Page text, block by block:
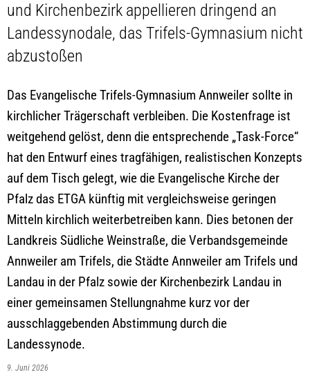
und Kirchenbezirk appellieren dringend an
Landessynodale, das Trifels-Gymnasium nicht
abzustoßen
Das Evangelische Trifels-Gymnasium Annweiler sollte in
kirchlicher Trägerschaft verbleiben. Die Kostenfrage ist
weitgehend gelöst, denn die entsprechende „Task-Force“
hat den Entwurf eines tragfähigen, realistischen Konzepts
auf dem Tisch gelegt, wie die Evangelische Kirche der
Pfalz das ETGA künftig mit vergleichsweise geringen
Mitteln kirchlich weiterbetreiben kann. Dies betonen der
Landkreis Südliche Weinstraße, die Verbandsgemeinde
Annweiler am Trifels, die Städte Annweiler am Trifels und
Landau in der Pfalz sowie der Kirchenbezirk Landau in
einer gemeinsamen Stellungnahme kurz vor der
ausschlaggebenden Abstimmung durch die
Landessynode.
9. Juni 2026